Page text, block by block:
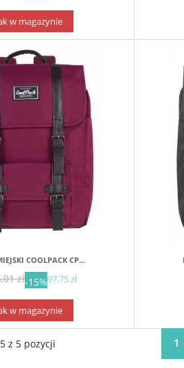
w magazynie
COOLPACK CP...
zł-15%97,75 zł
w magazynie
z 5 pozycji 1